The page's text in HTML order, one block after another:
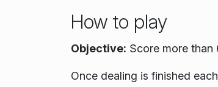
How to play
Objective: Score more than
Once dealing is finished